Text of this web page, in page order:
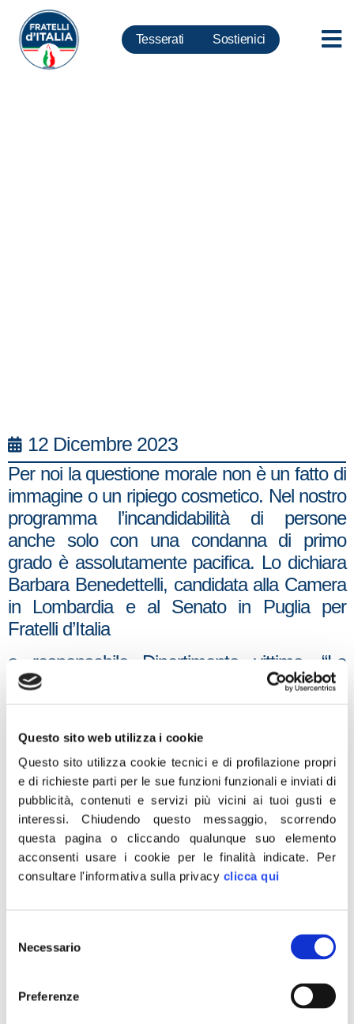
Questo sito web utilizza i cookie
Questo sito utilizza cookie tecnici e di profilazione propri
e di richieste parti per le sue funzioni funzionali e inviati di
pubblicità, contenuti e servizi più vicini ai tuoi gusti e
interessi.Chiudendo questo messaggio, scorrendo
questa pagina o cliccando qualunque suo elemento
acconsenti usare i cookie per le finalità indicate. Per
consultare l'informativa sulla privacy clicca qui
delNecessario
Preferenze
Tesserati Sostienici
12 Dicembre 2023
Per noi la questione morale non è un fatto di
immagine o un ripiego cosmetico. Nel nostro
programma l’incandidabilità di persone
anche solo con una condanna di primo
grado è assolutamente pacifica. Lo dichiara
Barbara Benedettelli, candidata alla Camera
in Lombardia e al Senato in Puglia per
Fratelli d’Italia
e responsabile Dipartimento vittime. “La
legalità per noi è un valore irrinunciabile –
con quello che sta attraversando il paese,
non si può assolutamente scherzare su certi
temi e giocare in modo ambiguo con i
messaggi. Ogni candidato è in qualche
modo ‘testimonial’ di valori che propone e
che deve incarnare per primo nel proprio
privato. Fratelli D’Italia non si limita a questo,
è infatti il primo partito che ha al suo interno
dunque, ma anche sicurezza e giustizia, una
mettere al centro di tutto la persona umana